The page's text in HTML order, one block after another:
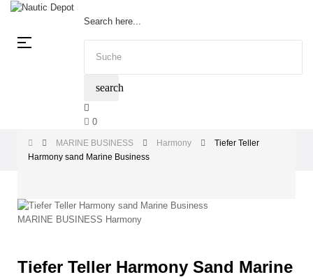
Umschalten
☰
Search here...
search
0
MARINE BUSINESS Harmony
Tiefer Teller
Harmony sand Marine Business
Tiefer Teller Harmony Sand Marine